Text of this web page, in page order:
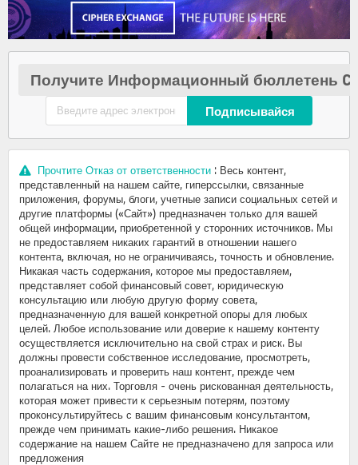
Получите Информационный бюллетень
Подписывайся
Прочтите Отказ от ответственности : Весь контент,
представленный на нашем сайте, гиперссылки, связанные
приложения, форумы, блоги, учетные записи социальных сетей и
другие платформы («Сайт») предназначен только для вашей
общей информации, приобретенной у сторонних источников. Мы
не предоставляем никаких гарантий в отношении нашего
контента, включая, но не ограничиваясь, точность и обновление.
Никакая часть содержания, которое мы предоставляем,
представляет собой финансовый совет, юридическую
консультацию или любую другую форму совета,
предназначенную для вашей конкретной опоры для любых
целей. Любое использование или доверие к нашему контенту
осуществляется исключительно на свой страх и риск. Вы
должны провести собственное исследование, просмотреть,
проанализировать и проверить наш контент, прежде чем
полагаться на них. Торговля - очень рискованная деятельность,
которая может привести к серьезным потерям, поэтому
проконсультируйтесь с вашим финансовым консультантом,
прежде чем принимать какие-либо решения. Никакое
содержание на нашем Сайте не предназначено для запроса или
предложения